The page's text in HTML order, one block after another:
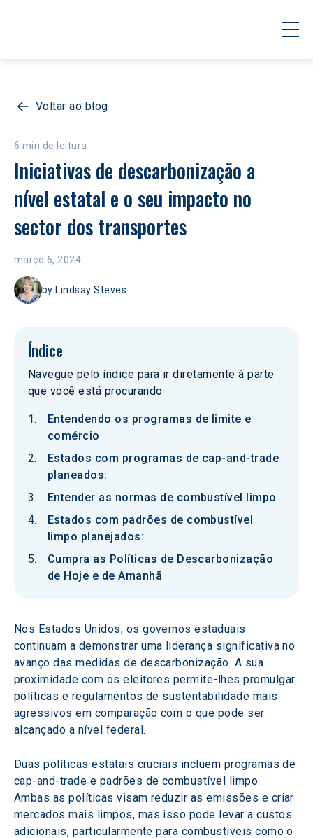
Voltar ao blog
6 min de leitura
Iniciativas de descarbonização a
nível estatal e o seu impacto no
sector dos transportes
março 6, 2024
by Lindsay Steves
Índice
Navegue pelo índice para ir diretamente à parte
que você está procurando
Entendendo os programas de limite e
comércio
Estados com programas de cap-and-trade
planeados:
Entender as normas de combustível limpo
Estados com padrões de combustível
limpo planejados:
Cumpra as Políticas de Descarbonização
de Hoje e de Amanhã
Nos Estados Unidos, os governos estaduais
continuam a demonstrar uma liderança significativa no
avanço das medidas de descarbonização. A sua
proximidade com os eleitores permite-lhes promulgar
políticas e regulamentos de sustentabilidade mais
agressivos em comparação com o que pode ser
alcançado a nível federal.
Duas políticas estatais cruciais incluem programas de
cap-and-trade e padrões de combustível limpo.
Ambas as políticas visam reduzir as emissões e criar
mercados mais limpos, mas isso pode levar a custos
adicionais, particularmente para combustíveis como o